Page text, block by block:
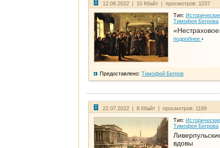
12.08.2022 | 10 Кбайт | просмотров: 1037
Тип:
Тимофея Бегрова
подробнее
Предоставлено: Тимофей Бегров
22.07.2022 | 8 Кбайт | просмотров: 1189
Тип:
Тимофея Бегрова
вдовы